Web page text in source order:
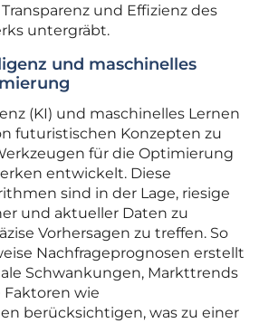
und Effizienz des
untergräbt.
und maschinelles
(KI) und maschinelles Lernen
futuristischen Konzepten zu
für die Optimierung
entwickelt. Diese
sind in der Lage, riesige
und aktueller Daten zu
Vorhersagen zu treffen. So
Nachfrageprognosen erstellt
Schwankungen, Markttrends
wie
berücksichtigen, was zu einer